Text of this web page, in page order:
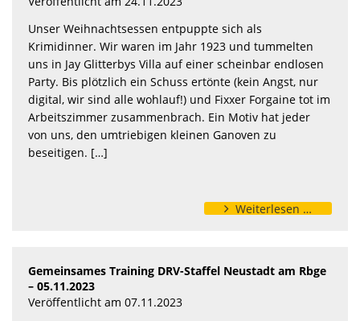
Unser Weihnachtsessen entpuppte sich als
Krimidinner. Wir waren im Jahr 1923 und tummelten
uns in Jay Glitterbys Villa auf einer scheinbar endlosen
Party. Bis plötzlich ein Schuss ertönte (kein Angst, nur
digital, wir sind alle wohlauf!) und Fixxer Forgaine tot im
Arbeitszimmer zusammenbrach. Ein Motiv hat jeder
von uns, den umtriebigen kleinen Ganoven zu
beseitigen. […]
Weiterlesen …
Gemeinsames Training DRV-Staffel Neustadt am Rbge
– 05.11.2023
Veröffentlicht am 07.11.2023